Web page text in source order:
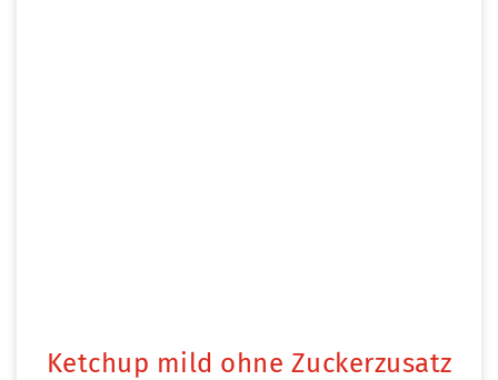
Ketchup mild ohne Zuckerzusatz